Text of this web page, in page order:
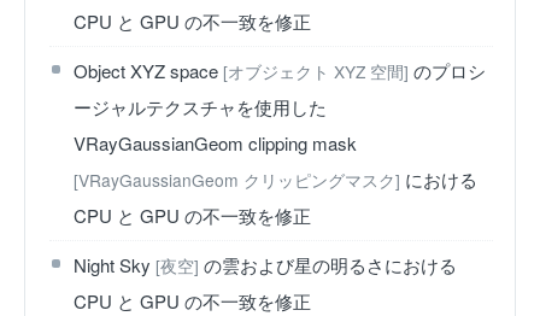
CPU と GPU の不一致を修正
Object XYZ space [オブジェクト XYZ 空間] のプロシ
ージャルテクスチャを使用した
VRayGaussianGeom clipping mask
[VRayGaussianGeom クリッピングマスク] における
CPU と GPU の不一致を修正
Night Sky [夜空] の雲および星の明るさにおける
CPU と GPU の不一致を修正